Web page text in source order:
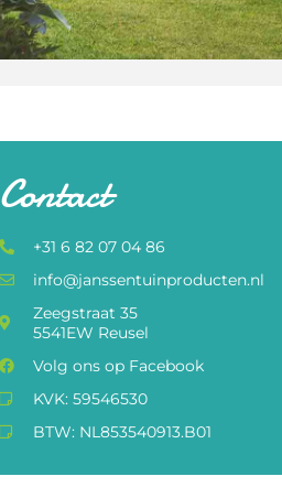
Contact
+31 6 82 07 04 86
info@janssentuinproducten.nl
Zeegstraat 35
5541EW Reusel
Volg ons op Facebook
KVK: 59546530
BTW: NL853540913.B01